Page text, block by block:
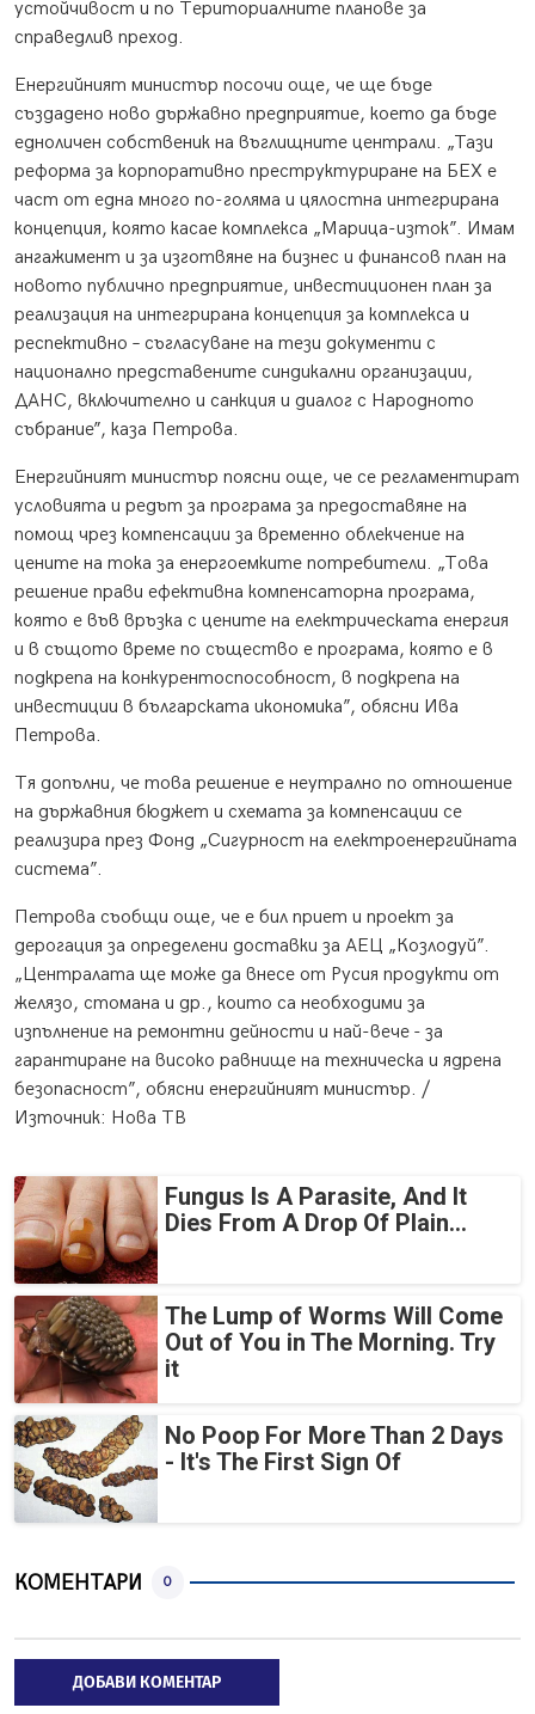
устойчивост и по Териториалните планове за
справедлив преход.
Енергийният министър посочи още, че ще бъде
създадено ново държавно предприятие, което да бъде
едноличен собственик на въглищните централи. „Тази
реформа за корпоративно преструктуриране на БЕХ е
част от една много по-голяма и цялостна интегрирана
концепция, която касае комплекса „Марица-изток”. Имам
ангажимент и за изготвяне на бизнес и финансов план на
новото публично предприятие, инвестиционен план за
реализация на интегрирана концепция за комплекса и
респективно – съгласуване на тези документи с
национално представените синдикални организации,
ДАНС, включително и санкция и диалог с Народното
събрание”, каза Петрова.
Енергийният министър поясни още, че се регламентират
условията и редът за програма за предоставяне на
помощ чрез компенсации за временно облекчение на
цените на тока за енергоемките потребители. „Това
решение прави ефективна компенсаторна програма,
която е във връзка с цените на електрическата енергия
и в същото време по същество е програма, която е в
подкрепа на конкурентоспособност, в подкрепа на
инвестиции в българската икономика”, обясни Ива
Петрова.
Тя допълни, че това решение е неутрално по отношение
на държавния бюджет и схемата за компенсации се
реализира през Фонд „Сигурност на електроенергийната
система”.
Петрова съобщи още, че е бил приет и проект за
дерогация за определени доставки за АЕЦ „Козлодуй”.
„Централата ще може да внесе от Русия продукти от
желязо, стомана и др., които са необходими за
изпълнение на ремонтни дейности и най-вече - за
гарантиране на високо равнище на техническа и ядрена
безопасност”, обясни енергийният министър. /
Източник: Нова ТВ
Fungus Is A Parasite, And It
Dies From A Drop Of Plain...
The Lump of Worms Will Come
Out of You in The Morning. Try
it
No Poop For More Than 2 Days
- It's The First Sign Of
КОМЕНТАРИ 0
ДОБАВИ КОМЕНТАР